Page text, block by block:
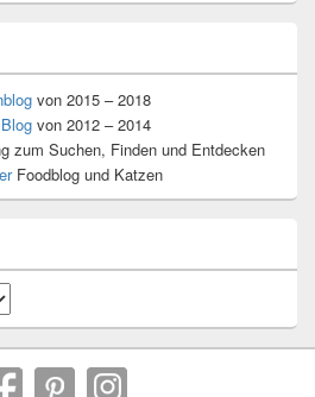
von 2015 – 2018
von 2012 – 2014
zum Suchen, Finden und Entdecken
Foodblog und Katzen